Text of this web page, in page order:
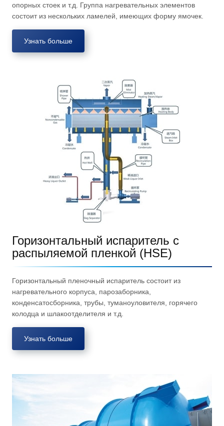
опорных стоек и т.д. Группа нагревательных элементов
состоит из нескольких ламелей, имеющих форму ямочек.
Узнать больше
Горизонтальный испаритель с
распыляемой пленкой (HSE)
Горизонтальный пленочный испаритель состоит из
нагревательного корпуса, парозаборника,
конденсатосборника, трубы, туманоуловителя, горячего
колодца и шлакоотделителя и т.д.
Узнать больше